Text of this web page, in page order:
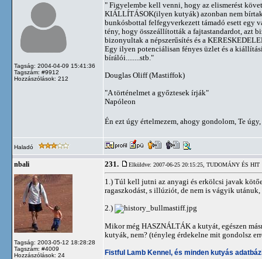
Tagság: 2004-04-09 15:41:36
Tagszám: #9912
Hozzászólások: 212
" Figyelembe kell venni, hogy az elismerést
KIÁLLÍTÁSOK(ilyen kutyák) azonban nem
bunkósbottal felfegyverkezett támadó esett egy
tény, hogy összeállították a fajtastandardot, azt
bizonyultak a népszerűsítés és a
Egy ilyen potenciálisan fényes üzlet és a
bírálói........stb."
Douglas Oliff (Mastiffok)
"A történelmet a győztesek írják"
Napóleon
Én ezt úgy értelmezem, ahogy gondolom, Te
Haladó
nbali
Tagság: 2003-05-12 18:28:28
Tagszám: #4009
Hozzászólások: 24
231. Elküldve: 2007-06-25 20:15:25, TUDOMÁNY ÉS HIT
1.) Túl kell jutni az anyagi és erkölcsi javak
ragaszkodást, s illúziót, de nem is vágyik
2.)
Mikor még HASZNÁLTÁK a kutyát, egészen
kutyák, nem? (tényleg érdekelne mit gondolsz
Fistful Lamb Kennel, és minden kutyás